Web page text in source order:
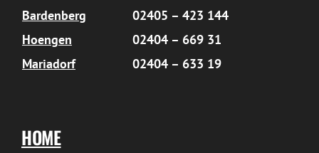
Bardenberg
02405 – 423 144
Hoengen
02404 – 669 31
Mariadorf
02404 – 633 19
HOME